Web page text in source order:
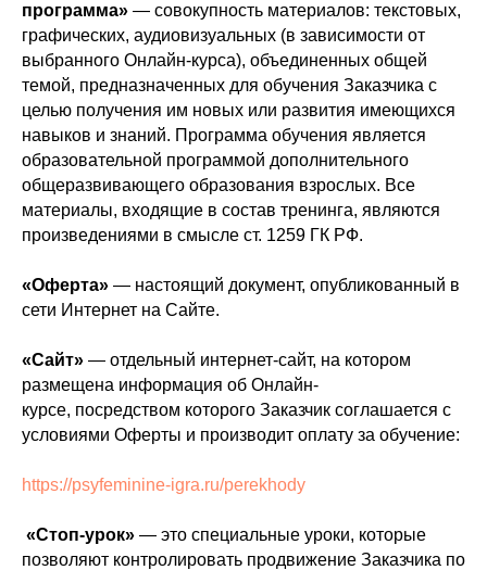
программа» — совокупность материалов: текстовых,
графических, аудиовизуальных (в зависимости от
выбранного Онлайн-курса), объединенных общей
темой, предназначенных для обучения Заказчика с
целью получения им новых или развития имеющихся
навыков и знаний. Программа обучения является
образовательной программой дополнительного
общеразвивающего образования взрослых. Все
материалы, входящие в состав тренинга, являются
произведениями в смысле ст. 1259 ГК РФ.
«Оферта» — настоящий документ, опубликованный в
сети Интернет на Сайте.
«Сайт» — отдельный интернет-сайт, на котором
размещена информация об Онлайн-
курсе, посредством которого Заказчик соглашается с
условиями Оферты и производит оплату за обучение:
https://psyfeminine-igra.ru/perekhody
«Стоп-урок» — это специальные уроки, которые
позволяют контролировать продвижение Заказчика по